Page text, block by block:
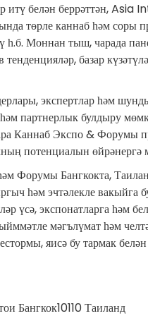
итү белән беррәттән,
төрле каннаб һәм соры
Моннан тыш, чарада
базар
экспертлар һәм
партнерлык булдыру
Каннаб Экспо & Форумы
потенциалын өйрәнергә
Форумы Бангкокта,
һәм эчтәлекле вакыйга
үсә, экспонатларга һәм
мәгълүмат һәм
яисә бу тармак
Бангкок10110 Таиланд